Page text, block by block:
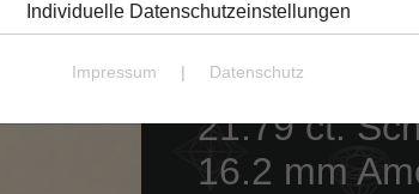
21.79 ct.
16.2 mm
Individuelle Datenschutzeinstellungen
Impressum | Datenschutz